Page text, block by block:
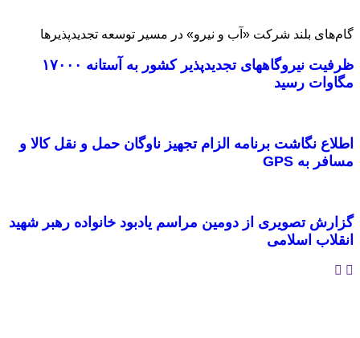
گام‌های بلند شرکت «آب و نیرو» در مسیر توسعه تجدیدپذیرها
ظرفیت نیروگاههای تجدیدپذیر کشور به آستانه ۱۷۰۰۰
مگاوات رسید
اطلاع نگاشت برنامه الزام تجهیز ناوگان حمل و نقل کالا و
مسافر به GPS
گزارش تصویری از دومین مراسم یادبود خانواده رهبر شهید
انقلاب اسلامی